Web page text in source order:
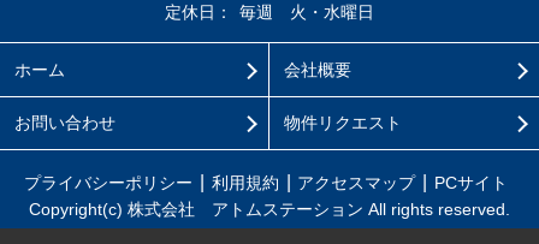
定休日：
毎週 火・水曜日
ホーム 会社概要
お問い合わせ 物件リクエスト
プライバシーポリシー 利用規約 アクセスマップ
PCサイト
Copyright(c) 株式会社 アトムステーション All rights reserved.